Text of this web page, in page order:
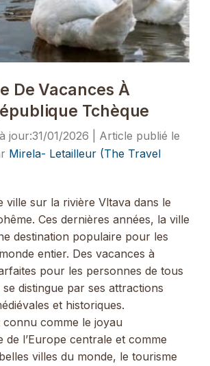
De Vacances À
Tchèque
31/01/2026
Mirela- Letailleur (The Travel
ville sur la rivière Vltava dans le
Ces dernières années, la ville
destination populaire pour les
entier. Des vacances à
pour les personnes de tous
distingue par ses attractions
et historiques.
comme le joyau
de l’Europe centrale et comme
villes du monde, le tourisme